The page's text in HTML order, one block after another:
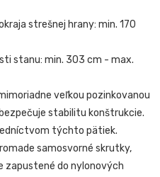
strešnej hrany: min. 170
stanu: min. 303 cm - max.
veľkou pozinkovanou
stabilitu konštrukcie.
týchto pätiek.
samosvorné skrutky,
zapustené do nylonových